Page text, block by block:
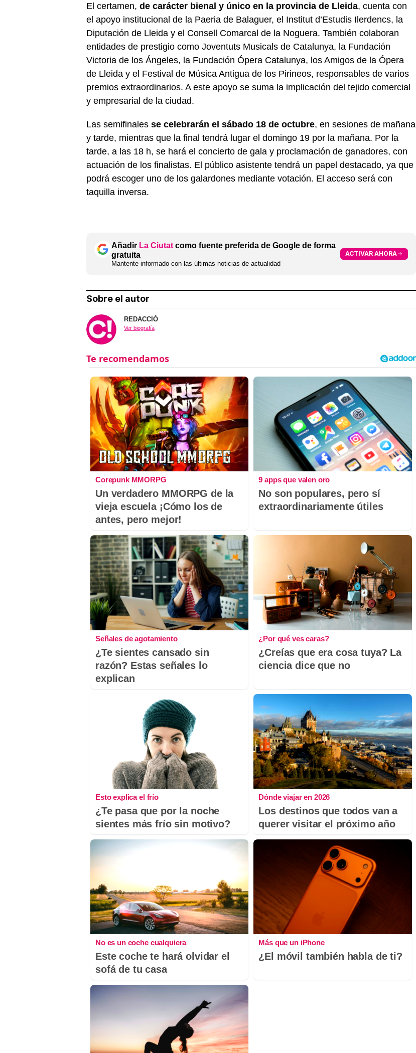
El certamen, de carácter bienal y único en la provincia de Lleida, cuenta con
el apoyo institucional de la Paeria de Balaguer, el Institut d’Estudis Ilerdencs, la
Diputación de Lleida y el Consell Comarcal de la Noguera. También colaboran
entidades de prestigio como Joventuts Musicals de Catalunya, la Fundación
Victoria de los Ángeles, la Fundación Ópera Catalunya, los Amigos de la Ópera
de Lleida y el Festival de Música Antigua de los Pirineos, responsables de varios
premios extraordinarios. A este apoyo se suma la implicación del tejido comercial
y empresarial de la ciudad.
Las semifinales se celebrarán el sábado 18 de octubre, en sesiones de mañana
y tarde, mientras que la final tendrá lugar el domingo 19 por la mañana. Por la
tarde, a las 18 h, se hará el concierto de gala y proclamación de ganadores, con
actuación de los finalistas. El público asistente tendrá un papel destacado, ya que
podrá escoger uno de los galardones mediante votación. El acceso será con
taquilla inversa.
Añadir La Ciutat como fuente preferida de Google de forma
gratuita
Mantente informado con las últimas noticias de actualidad
ACTIVAR AHORA
Sobre el autor
REDACCIÓ
Ver biografía
Corepunk MMORPG
Un verdadero MMORPG de la
vieja escuela ¡Cómo los de
antes, pero mejor!
9 apps que valen oro
No son populares, pero sí
extraordinariamente útiles
Señales de agotamiento
¿Te sientes cansado sin
razón? Estas señales lo
explican
¿Por qué ves caras?
¿Creías que era cosa tuya? La
ciencia dice que no
Esto explica el frío
¿Te pasa que por la noche
sientes más frío sin motivo?
Dónde viajar en 2026
Los destinos que todos van a
querer visitar el próximo año
No es un coche cualquiera
Este coche te hará olvidar el
sofá de tu casa
Más que un iPhone
¿El móvil también habla de ti?